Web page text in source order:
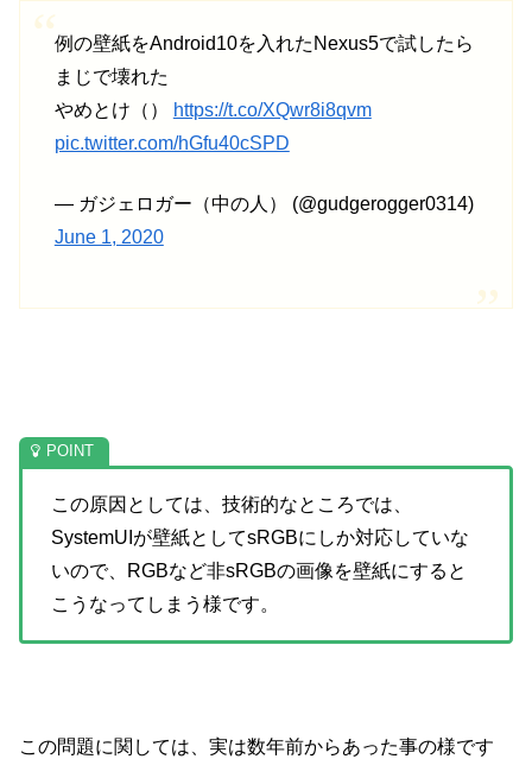
例の壁紙をAndroid10を入れたNexus5で試したら
まじで壊れた
やめとけ（）
https://t.co/XQwr8i8qvm
pic.twitter.com/hGfu40cSPD
— ガジェロガー（中の人） (@gudgerogger0314)
June 1, 2020
この原因としては、技術的なところでは、
SystemUIが壁紙としてsRGBにしか対応していな
いので、RGBなど非sRGBの画像を壁紙にすると
こうなってしまう様です。
この問題に関しては、実は数年前からあった事の様です